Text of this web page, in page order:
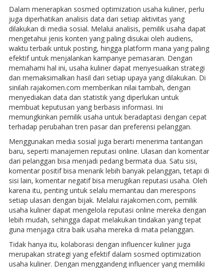
Dalam menerapkan sosmed optimization usaha kuliner, perlu
juga diperhatikan analisis data dari setiap aktivitas yang
dilakukan di media sosial. Melalui analisis, pemilik usaha dapat
mengetahui jenis konten yang paling disukai oleh audiens,
waktu terbaik untuk posting, hingga platform mana yang paling
efektif untuk menjalankan kampanye pemasaran. Dengan
memahami hal ini, usaha kuliner dapat menyesuaikan strategi
dan memaksimalkan hasil dari setiap upaya yang dilakukan. Di
sinilah rajakomen.com memberikan nilai tambah, dengan
menyediakan data dan statistik yang diperlukan untuk
membuat keputusan yang berbasis informasi. Ini
memungkinkan pemilik usaha untuk beradaptasi dengan cepat
terhadap perubahan tren pasar dan preferensi pelanggan.
Menggunakan media sosial juga berarti menerima tantangan
baru, seperti manajemen reputasi online. Ulasan dan komentar
dari pelanggan bisa menjadi pedang bermata dua. Satu sisi,
komentar positif bisa menarik lebih banyak pelanggan, tetapi di
sisi lain, komentar negatif bisa merugikan reputasi usaha. Oleh
karena itu, penting untuk selalu memantau dan merespons
setiap ulasan dengan bijak. Melalui rajakomen.com, pemilik
usaha kuliner dapat mengelola reputasi online mereka dengan
lebih mudah, sehingga dapat melakukan tindakan yang tepat
guna menjaga citra baik usaha mereka di mata pelanggan.
Tidak hanya itu, kolaborasi dengan influencer kuliner juga
merupakan strategi yang efektif dalam sosmed optimization
usaha kuliner. Dengan menggandeng influencer yang memiliki